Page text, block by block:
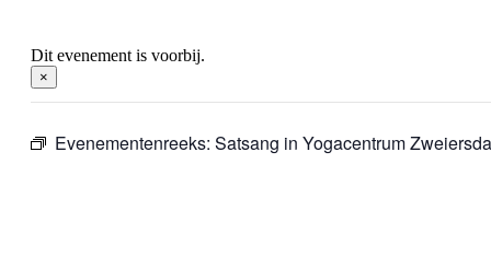
Dit evenement is voorbij.
×
Evenementenreeks: Satsang in Yogacentrum